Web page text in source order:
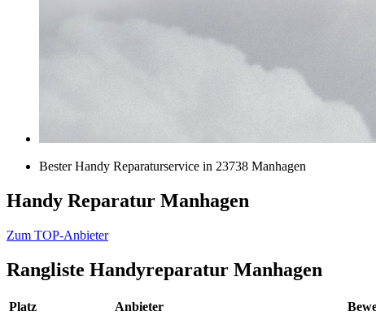
Bester Handy Reparaturservice in 23738 Manhagen
Handy Reparatur Manhagen
Zum TOP-Anbieter
Rangliste Handyreparatur Manhagen
Platz Anbieter